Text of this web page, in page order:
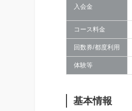
入会金
コース料金
回数券/都度利用
体験等
基本情報